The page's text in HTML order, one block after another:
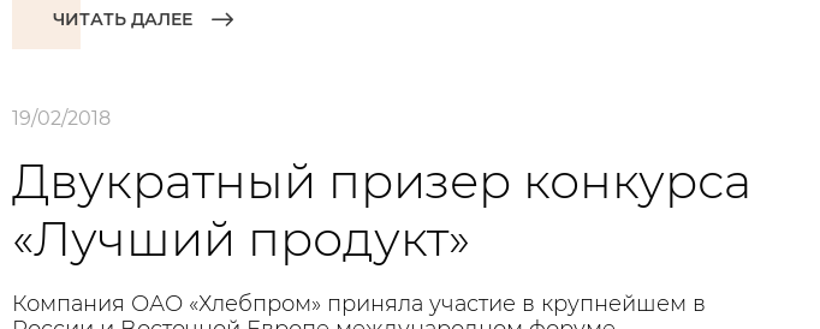
ЧИТАТЬ ДАЛЕЕ
19/02/2018
Двукратный призер конкурса
«Лучший продукт»
Компания ОАО «Хлебпром» приняла участие в крупнейшем в